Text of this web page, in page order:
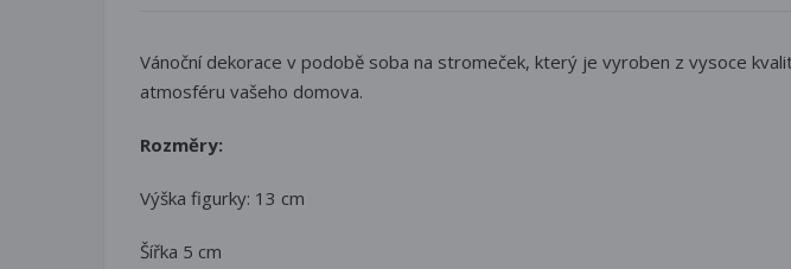
Vánoční dekorace v podobě soba na stromeček, který je vyroben z vysoce
atmosféru vašeho domova.
Rozměry:
Výška figurky: 13 cm
Šířka 5 cm